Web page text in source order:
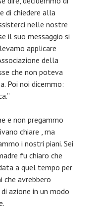
di chiedere alla
nelle nostre
il suo messaggio si
applicare
della
che non poteva
Poi noi dicemmo:
e non pregammo
chiare , ma
i nostri piani. Sei
fu chiaro che
a quel tempo per
che avrebbero
azione in un modo